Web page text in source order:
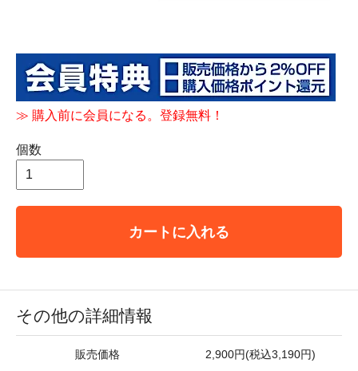
≫ 購入前に会員になる。登録無料！
個数
カートに入れる
その他の詳細情報
販売価格 2,900円(税込3,190円)